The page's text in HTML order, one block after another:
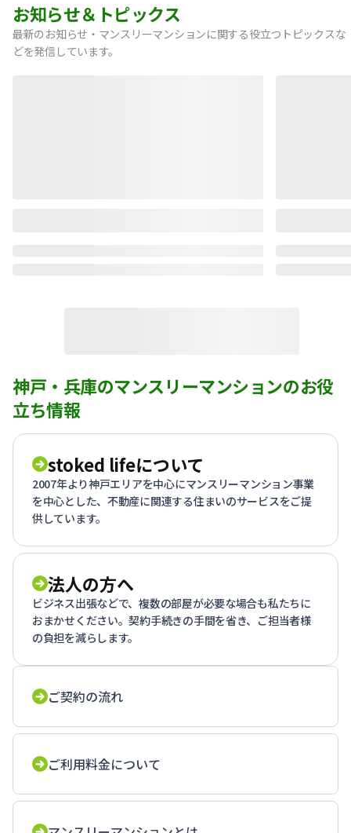
お知らせ＆トピックス
最新のお知らせ・マンスリーマンションに関する役立つトピックスな
どを発信しています。
神戸・兵庫のマンスリーマンションのお役
立ち情報
stoked lifeについて
2007年より神戸エリアを中心にマンスリーマンション事業
を中心とした、不動産に関連する住まいのサービスをご提
供しています。
法人の方へ
ビジネス出張などで、複数の部屋が必要な場合も私たちに
おまかせください。契約手続きの手間を省き、ご担当者様
の負担を減らします。
ご契約の流れ
ご利用料金について